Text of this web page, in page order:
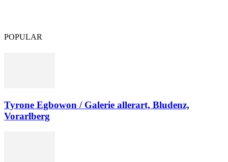
POPULAR
Tyrone Egbowon / Galerie allerart, Bludenz,
Vorarlberg